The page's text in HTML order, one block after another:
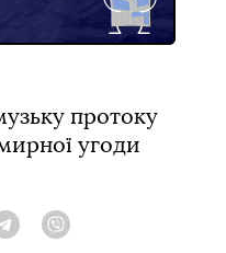
протоку
угоди
Telegram